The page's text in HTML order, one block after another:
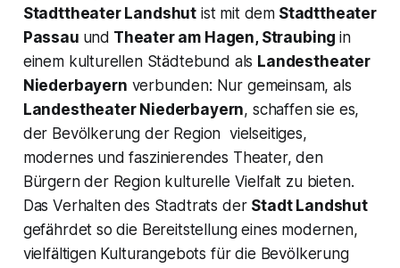
Stadttheater Landshut ist mit dem Stadttheater
Passau und Theater am Hagen, Straubingin
einem kulturellen Städtebund als Landestheater
Niederbayern verbunden: Nur gemeinsam, als
Landestheater Niederbayern, schaffen sie es,
der Bevölkerung der Region vielseitiges,
modernes und faszinierendes Theater, den
Bürgern der Region kulturelle Vielfalt zu bieten.
Das Verhalten des Stadtrats der Stadt Landshut
gefährdet so die Bereitstellung eines modernen,
vielfältigen Kulturangebots für die Bevölkerung